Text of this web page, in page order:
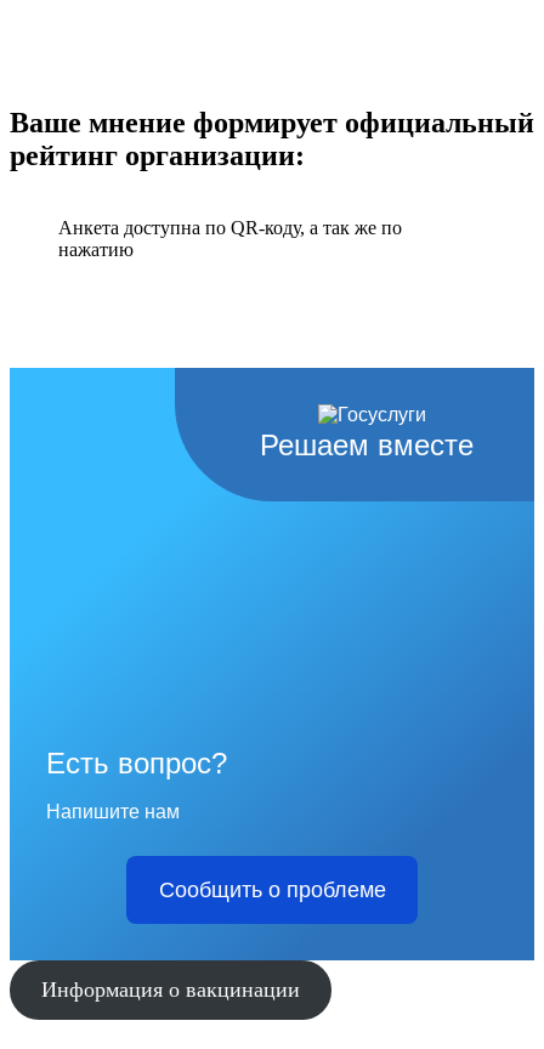
Ваше мнение формирует официальный
рейтинг организации:
Анкета доступна по QR-коду, а так же по
нажатию
Решаем вместе
Есть вопрос?
Напишите нам
Сообщить о проблеме
Информация о вакцинации